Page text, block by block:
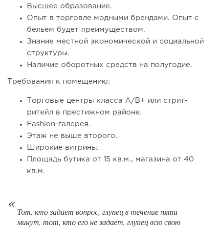
132 8 1
Франшиза кафе: рейтинг лучших франшиз общепита для
Высшее образование.
Опыт в торговле модными брендами. Опыт с
бельем будет преимуществом.
Знание местной экономической и социальной
структуры.
Наличие оборотных средств на полугодие.
Требования к помещению:
Торговые центры класса А/В+ или стрит-
ритейл в престижном районе.
Fashion-галерея.
Этаж не выше второго.
Широкие витрины.
Площадь бутика от 15 кв.м., магазина от 40
кв.м.
Тот, кто задает вопрос, глупец в течение пяти
минут, тот, кто его не задает, глупец всю свою